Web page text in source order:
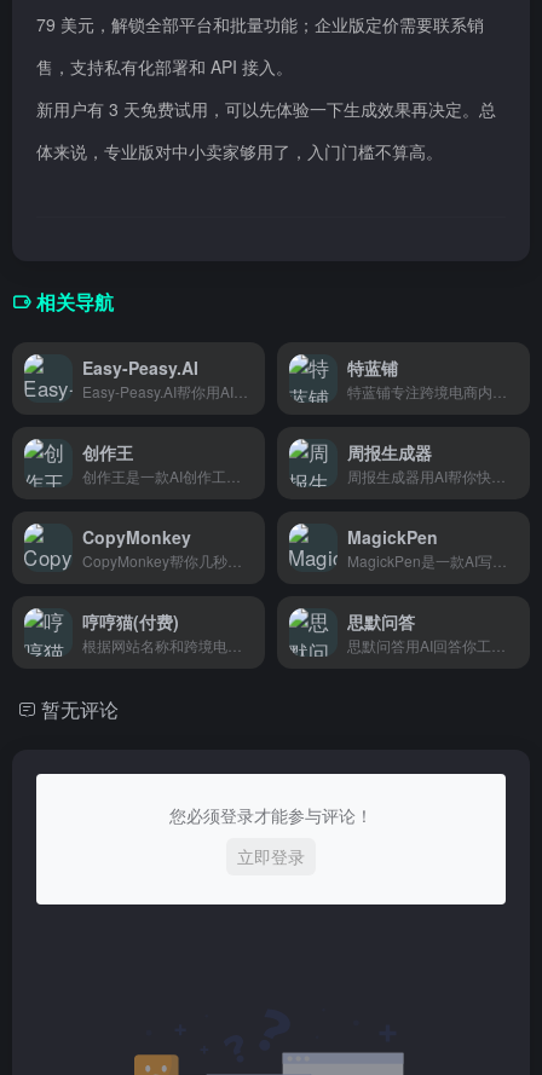
79 美元，解锁全部平台和批量功能；企业版定价需要联系销
售，支持私有化部署和 API 接入。
新用户有 3 天免费试用，可以先体验一下生成效果再决定。总
体来说，专业版对中小卖家够用了，入门门槛不算高。
相关导航
Easy-Peasy.AI 特蓝铺
创作王 周报生成器
CopyMonkey MagickPen
哼哼猫(付费) 思默问答
暂无评论
您必须登录才能参与评论！
立即登录